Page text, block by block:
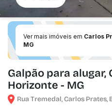
Ver mais imóveis em Carlos
MG
Galpão para alugar,
Horizonte - MG
Rua Tremedal, Carlos